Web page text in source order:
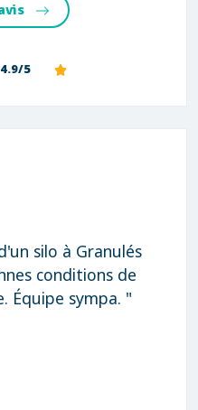
4.9/5
silo à Granulés
conditions de
Équipe sympa. "